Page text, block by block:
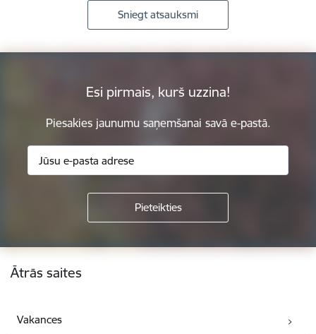
Sniegt atsauksmi
Esi pirmais, kurš uzzina!
Piesakies jaunumu saņemšanai savā e-pastā.
Kājene
Ātrās saites
Vakances